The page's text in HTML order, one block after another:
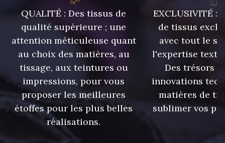
QUALITÉ : Des tissus de
qualité supérieure ; une
attention méticuleuse quant
au choix des matières, au
tissage, aux teintures ou
impressions, pour vous
proposer les meilleures
étoffes pour les plus belles
réalisations.
EXCLUSIVITÉ :
de tissus
avec tout le
l'expertise
Des trésors
innovations
matières de
sublimer vos